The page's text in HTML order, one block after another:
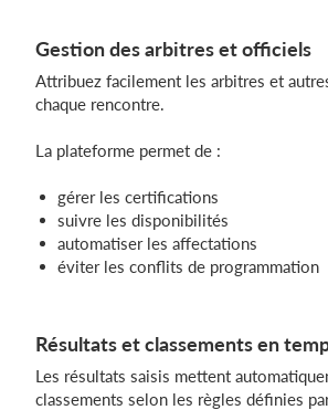
Gestion des arbitres et officiels
Attribuez facilement les arbitres et
chaque rencontre.
La plateforme permet de :
gérer les certifications
suivre les disponibilités
automatiser les affectations
éviter les conflits de programmation
Résultats et classements en
Les résultats saisis mettent
classements selon les règles définies